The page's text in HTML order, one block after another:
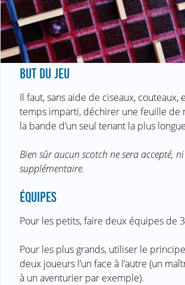
BUT DU JEU
Il faut, sans aide de ciseaux, couteaux,
temps imparti, déchirer une feuille de
la bande d’un seul tenant la plus
Bien sûr aucun scotch ne sera accepté,
supplémentaire.
ÉQUIPES
Pour les petits, faire deux équipes de
Pour les plus grands, utiliser le
deux joueurs l’un face à l’autre (un
à un aventurier par exemple).